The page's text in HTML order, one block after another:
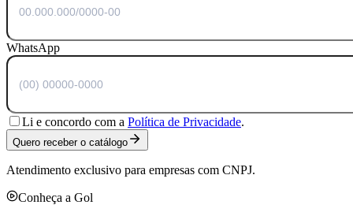
WhatsApp
Li e concordo com a Política de Privacidade.
Quero receber o catálogo
Atendimento exclusivo para empresas com CNPJ.
Conheça a Gol